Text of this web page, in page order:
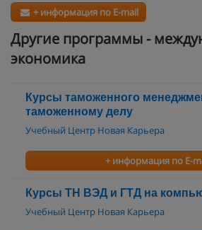
+ информация по E-mail
Другие программы -
экономика
Курсы таможенного
таможенному делу
Учебный Центр Новая Карьера
+ информация по E-
Курсы ТН ВЭД и ГТД на
Учебный Центр Новая Карьера